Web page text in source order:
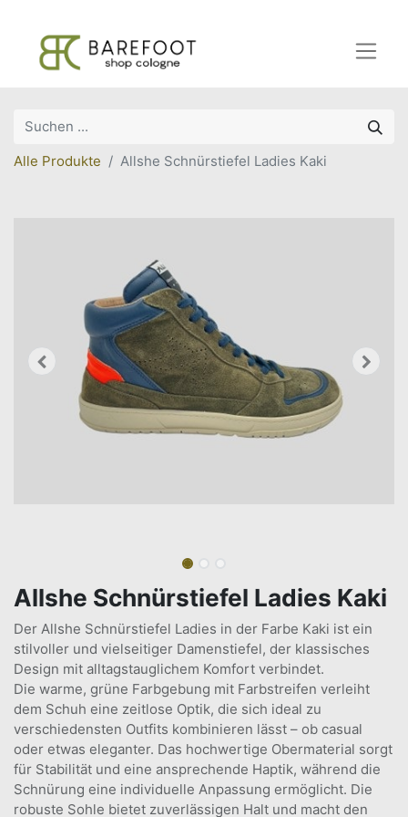
Alle Produkte Allshe Schnürstiefel Ladies Kaki
Allshe Schnürstiefel Ladies Kaki
Der Allshe Schnürstiefel Ladies in der Farbe Kaki ist ein
stilvoller und vielseitiger Damenstiefel, der klassisches
Design mit alltagstauglichem Komfort verbindet.
Die warme, grüne Farbgebung mit Farbstreifen verleiht
dem Schuh eine zeitlose Optik, die sich ideal zu
verschiedensten Outfits kombinieren lässt – ob casual
oder etwas eleganter. Das hochwertige Obermaterial sorgt
für Stabilität und eine ansprechende Haptik, während die
Schnürung eine individuelle Anpassung ermöglicht. Die
robuste Sohle bietet zuverlässigen Halt und macht den